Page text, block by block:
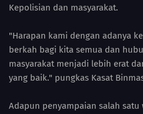
Kepolisian dan masyarakat.
"Harapan kami dengan adanya
berkah bagi kita semua dan
masyarakat menjadi lebih erat
yang baik." pungkas Kasat
Adapun penyampaian salah satu